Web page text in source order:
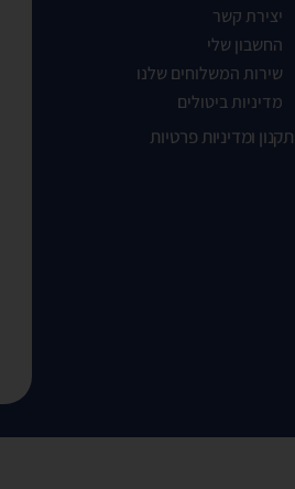
יצירת קשר
החשבון שלי
שירות המשלוחים שלנו
מדיניות ביטולים
תקנון ומדיניות פרטיות